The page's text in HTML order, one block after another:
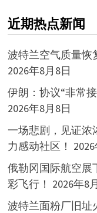
近期热点新闻
波特兰空气质量恢
2026年8月8日
伊朗：协议“非常
2026年8月8日
一场悲剧，见证浓
力感动社区！
俄勒冈国际航空展
彩飞行！ 2026年8
波特兰面粉厂旧址